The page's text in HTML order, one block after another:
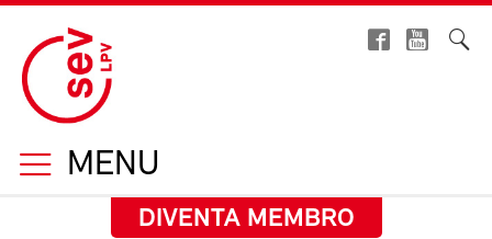
MENU
DIVENTA MEMBRO